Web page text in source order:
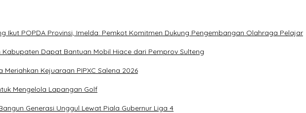
Ikut POPDA Provinsi, Imelda: Pemkot Komitmen Dukung Pengembangan Olahraga Pelajar
Dapat Bantuan Mobil Hiace dari Pemprov Sulteng
Kejuaraan PIPXC Salena 2026
Mengelola Lapangan Golf
Generasi Unggul Lewat Piala Gubernur Liga 4